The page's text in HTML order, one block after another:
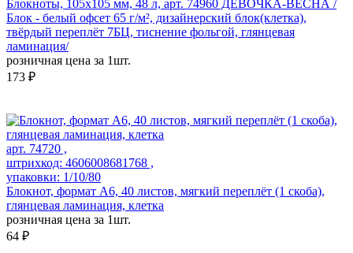
Блокноты, 105х105 мм, 48 л, арт. 74960 ДЕВОЧКА-ВЕСНА /
Блок - белый офсет 65 г/м², дизайнерский блок(клетка),
твёрдый переплёт 7БЦ, тиснение фольгой, глянцевая
ламинация/
розничная цена за 1шт.
173 ₽
арт. 74720 ,
штрихкод: 4606008681768 ,
упаковки: 1/10/80
Блокнот, формат А6, 40 листов, мягкий переплёт (1 скоба),
глянцевая ламинация, клетка
розничная цена за 1шт.
64 ₽